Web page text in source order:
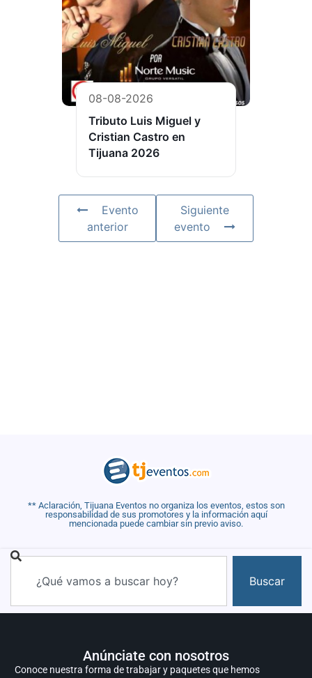
08-08-2026
Tributo Luis Miguel y
Cristian Castro en
Tijuana 2026
Evento
anterior
Siguiente
evento
** Aclaración, Tijuana Eventos no organiza los eventos, estos son
responsabilidad de sus promotores y la información aquí
mencionada puede cambiar sin previo aviso.
Buscar
Anúnciate con nosotros
Conoce nuestra forma de trabajar y paquetes que hemos